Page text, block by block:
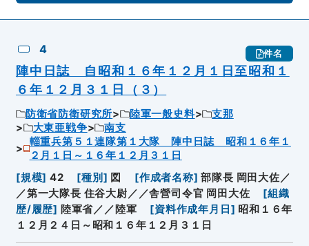
4 件名
陣中日誌 自昭和１６年１２月１日至昭和１
６年１２月３１日（３）
防衛省防衛研究所 陸軍一般史料
支那
大東亜戦争
南支
輜重兵第５１連隊第１大隊 陣中日誌 昭和１６年１
２月１日～１６年１２月３１日
[規模] 42 [種別 ] 図 [作成者名称] 部隊長 岡田大佐／
／第一大隊長 住谷大尉／／舎營司令官 岡田大佐
[組織
歴/履歴] 陸軍省／／陸軍 [資料作成年月日 ] 昭和１６年
１２月２４日～昭和１６年１２月３１日